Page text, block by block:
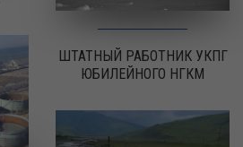
ШТАТНЫЙ РАБОТНИК УКПГ
ЮБИЛЕЙНОГО НГКМ